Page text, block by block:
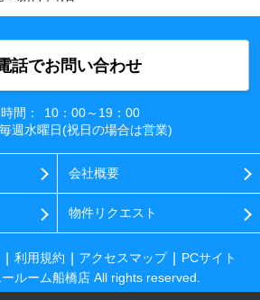
話でお問い合わせ
間：
10：00～19：00
毎週水曜日(祝日の場合は営業)
会社概要
物件リクエスト
利用規約 アクセスマップ
PCサイト
ルーム船橋店 All rights reserved.